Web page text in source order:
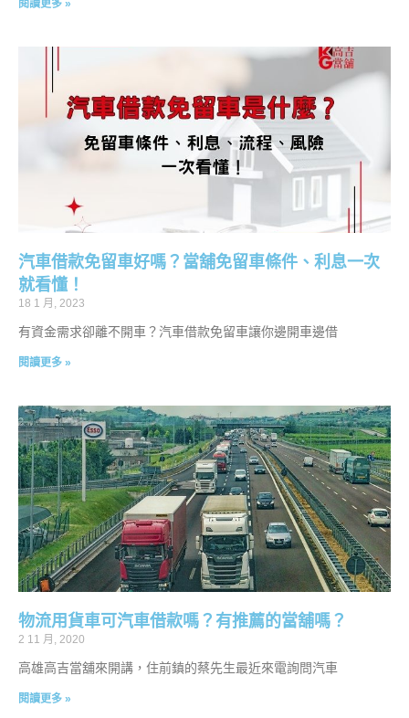
閱讀更多 »
汽車借款免留車好嗎？當舖免留車條件、利息一次
就看懂！
18 1 月, 2023
有資金需求卻離不開車？汽車借款免留車讓你邊開車邊借
閱讀更多 »
物流用貨車可汽車借款嗎？有推薦的當舖嗎？
2 11 月, 2020
高雄高吉當舖來開講，住前鎮的蔡先生最近來電詢問汽車
閱讀更多 »